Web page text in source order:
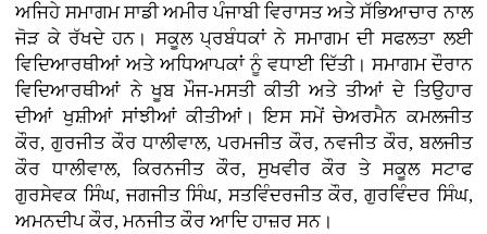
ਅਜਿਹੇ ਸਮਾਗਮ ਸਾਡੀ ਅਮੀਰ ਪੰਜਾਬੀ ਵਿਰਾਸਤ ਅਤੇ ਸੱਭਿਆਚਾਰ ਨਾਲ
ਜੋੜ ਕੇ ਰੱਖਦੇ ਹਨ। ਸਕੂਲ ਪ੍ਰਬੰਧਕਾਂ ਨੇ ਸਮਾਗਮ ਦੀ ਸਫਲਤਾ ਲਈ
ਵਿਦਿਆਰਥੀਆਂ ਅਤੇ ਅਧਿਆਪਕਾਂ ਨੂੰ ਵਧਾਈ ਦਿੱਤੀ। ਸਮਾਗਮ ਦੌਰਾਨ
ਵਿਦਿਆਰਥੀਆਂ ਨੇ ਖੂਬ ਮੌਜ-ਮਸਤੀ ਕੀਤੀ ਅਤੇ ਤੀਆਂ ਦੇ ਤਿਉਹਾਰ
ਦੀਆਂ ਖੁਸ਼ੀਆਂ ਸਾਂਝੀਆਂ ਕੀਤੀਆਂ। ਇਸ ਸਮੇਂ ਚੇਅਰਮੈਨ ਕਮਲਜੀਤ
ਕੌਰ, ਗੁਰਜੀਤ ਕੌਰ ਧਾਲੀਵਾਲ, ਪਰਮਜੀਤ ਕੌਰ, ਨਵਜੀਤ ਕੌਰ, ਬਲਜੀਤ
ਕੌਰ ਧਾਲੀਵਾਲ, ਕਿਰਨਜੀਤ ਕੌਰ, ਸੁਖਵੀਰ ਕੌਰ ਤੇ ਸਕੂਲ ਸਟਾਫ
ਗੁਰਸੇਵਕ ਸਿੰਘ, ਜਗਜੀਤ ਸਿੰਘ, ਸਤਵਿੰਦਰਜੀਤ ਕੌਰ, ਗੁਰਵਿੰਦਰ ਸਿੰਘ,
ਅਮਨਦੀਪ ਕੌਰ, ਮਨਜੀਤ ਕੌਰ ਆਦਿ ਹਾਜ਼ਰ ਸਨ।